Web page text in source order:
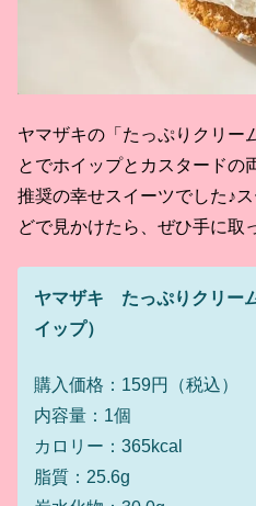
ヤマザキの「たっぷりクリー
とでホイップとカスタードの
推奨の幸せスイーツでした♪
どで見かけたら、ぜひ手に取
ヤマザキ たっぷりクリー
イップ）
購入価格：159円（税込）
内容量：1個
カロリー：365kcal
脂質：25.6g